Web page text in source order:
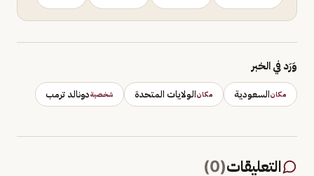
وَرَد في الخبر
مكانالسعودية مكانالولايات المتحدة شخصيةدونالد ترمب
التعليقات(
0
)